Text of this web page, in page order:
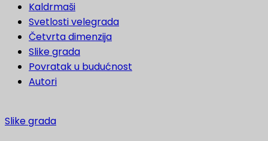
Kaldrmaši
Svetlosti velegrada
Četvrta dimenzija
Slike grada
Povratak u budućnost
Autori
Slike grada